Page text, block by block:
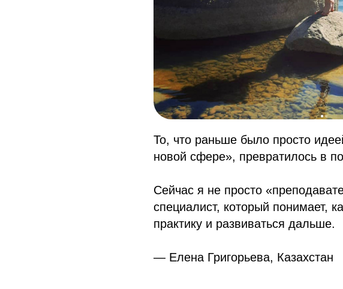
То, что раньше было просто
новой сфере», превратилось в
Сейчас я не просто
специалист, который понимает,
практику и развиваться дальше.
— Елена Григорьева, Казахстан